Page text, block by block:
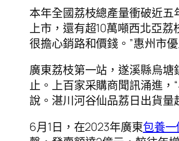
本年全國荔枝總產量衝破近
上市，還有超10萬噸西北亞荔
很擔心銷路和價錢。”惠州市
廣東荔枝第一站，遂溪縣烏
止。上百家采購商聞訊涌進，
說。湛川河谷仙品荔日出貨量
6月1日，在2023年廣東包養